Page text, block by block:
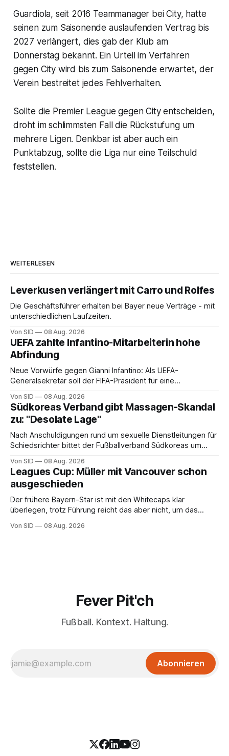
Guardiola, seit 2016 Teammanager bei City, hatte
seinen zum Saisonende auslaufenden Vertrag bis
2027 verlängert, dies gab der Klub am
Donnerstag bekannt. Ein Urteil im Verfahren
gegen City wird bis zum Saisonende erwartet, der
Verein bestreitet jedes Fehlverhalten.
Sollte die Premier League gegen City entscheiden,
droht im schlimmsten Fall die Rückstufung um
mehrere Ligen. Denkbar ist aber auch ein
Punktabzug, sollte die Liga nur eine Teilschuld
feststellen.
WEITERLESEN
Leverkusen verlängert mit Carro und Rolfes
Die Geschäftsführer erhalten bei Bayer neue Verträge - mit
unterschiedlichen Laufzeiten.
Von SID 08 Aug. 2026
UEFA zahlte Infantino-Mitarbeiterin hohe
Abfindung
Neue Vorwürfe gegen Gianni Infantino: Als UEFA-
Generalsekretär soll der FIFA-Präsident für eine
Von SID 08 Aug. 2026
Südkoreas Verband gibt Massagen-Skandal
zu: "Desolate Lage"
Nach Anschuldigungen rund um sexuelle Dienstleitungen für
Schiedsrichter bittet der Fußballverband Südkoreas um
Von SID 08 Aug. 2026
Leagues Cup: Müller mit Vancouver schon
ausgeschieden
Der frühere Bayern-Star ist mit den Whitecaps klar
überlegen, trotz Führung reicht das aber nicht, um das
Von SID 08 Aug. 2026
Fever Pit'ch
Fußball. Kontext. Haltung.
Abonnieren